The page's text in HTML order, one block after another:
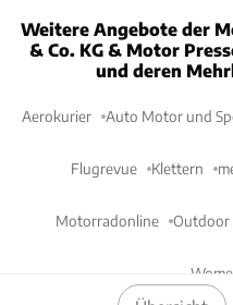
Weitere Angebote der
& Co. KG & Motor
und deren
Aerokurier Auto Motor und
Flugrevue Klettern
Motorradonline Outdoor